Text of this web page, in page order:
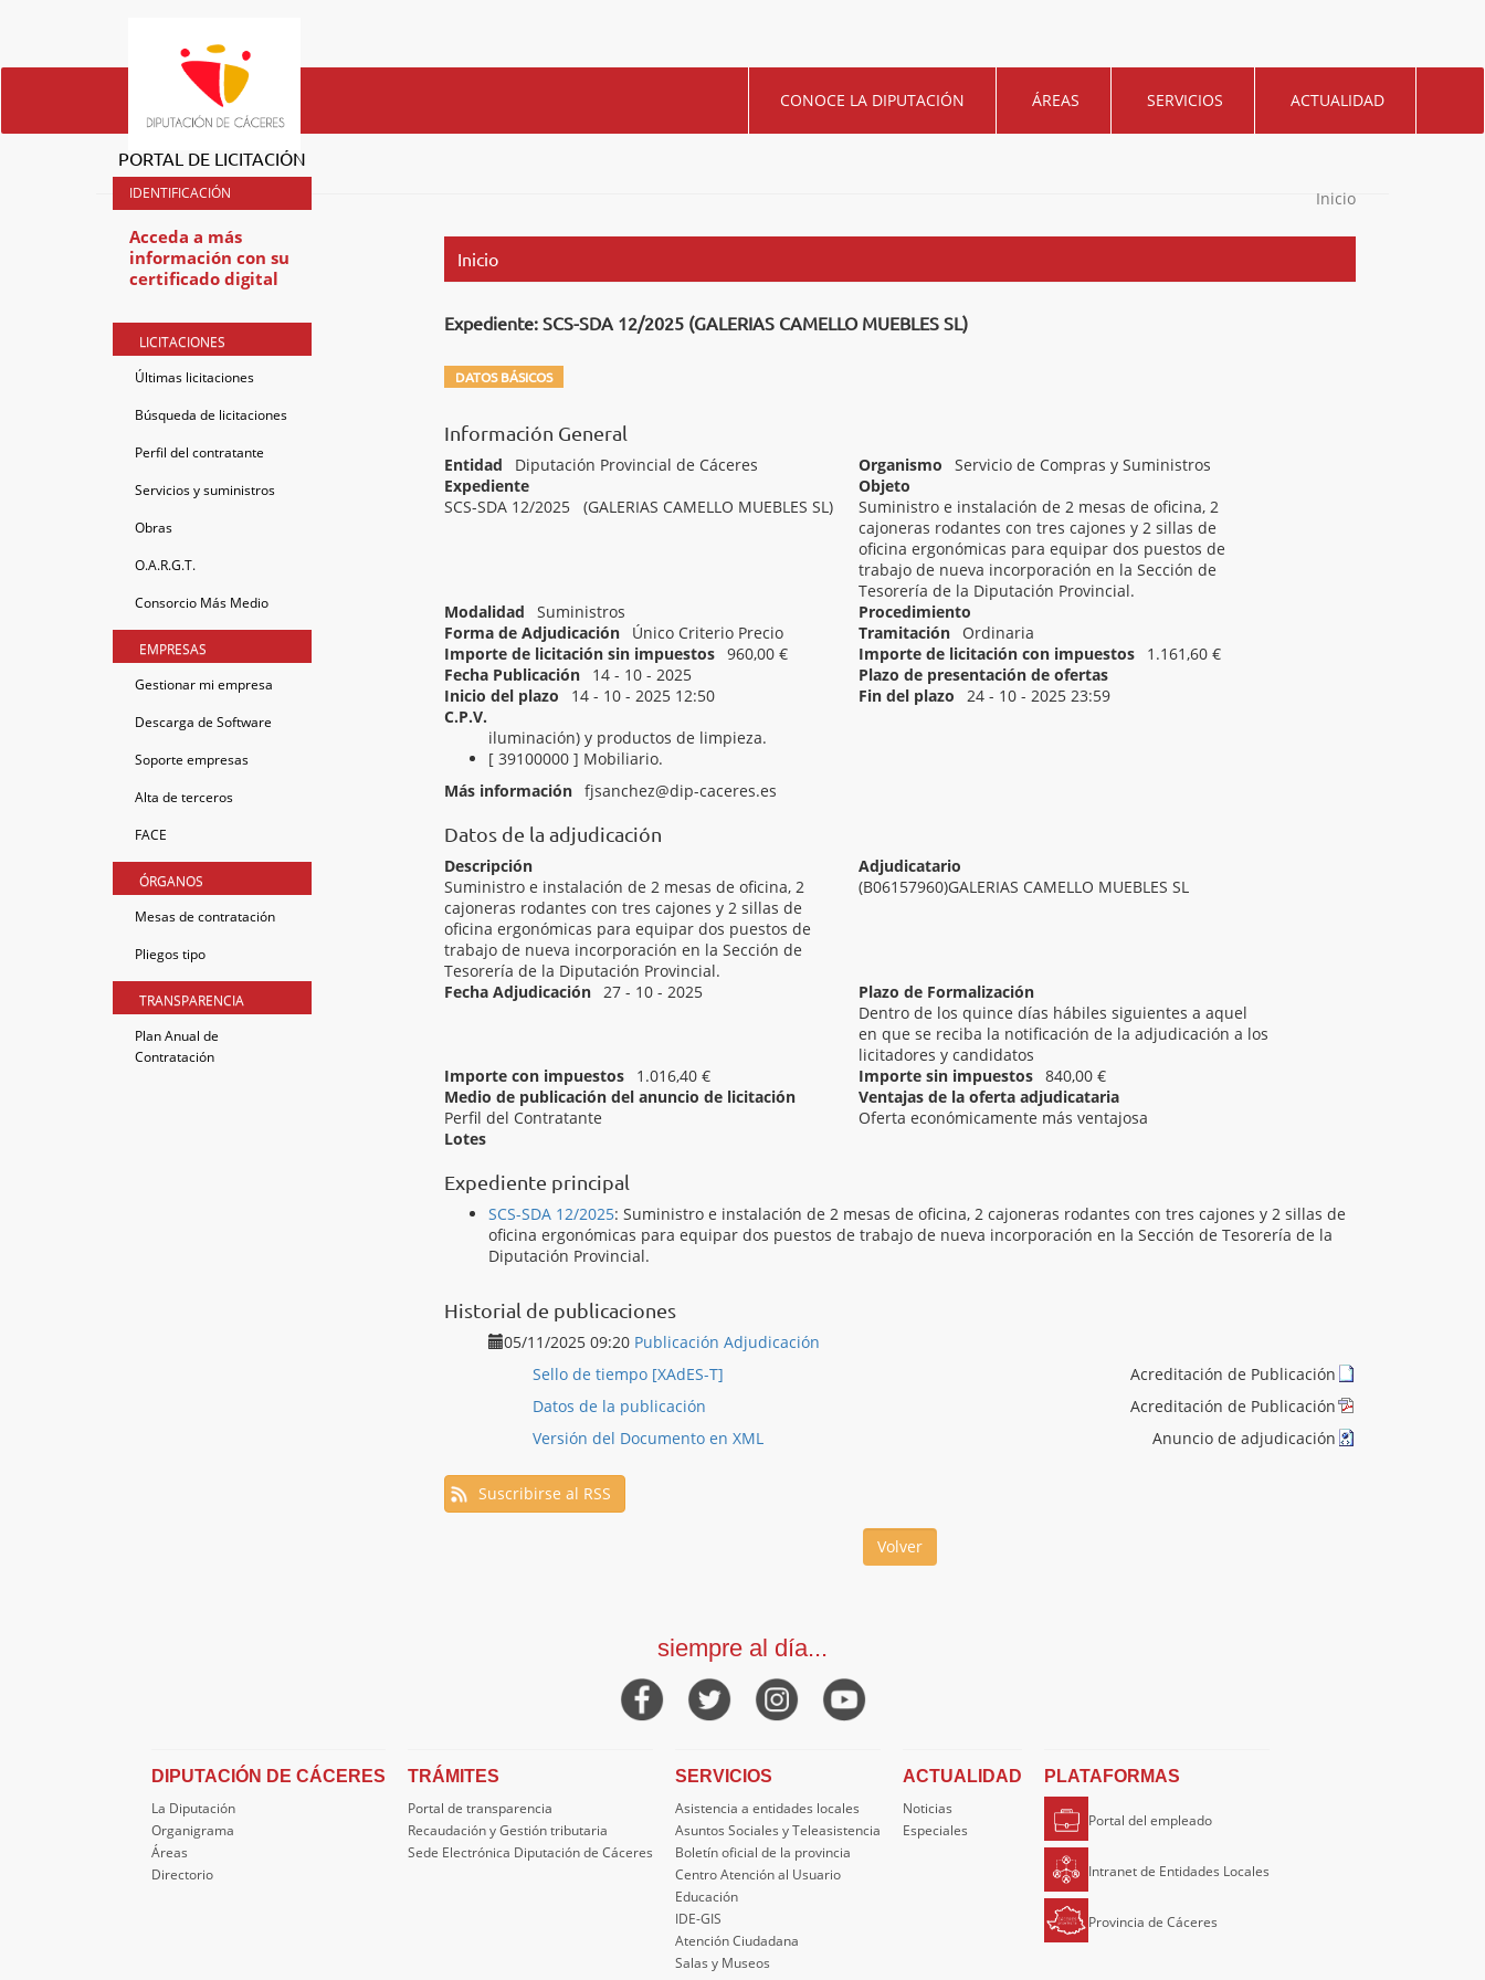
CONOCE LA DIPUTACIÓN ÁREAS SERVICIOS ACTUALIDAD
PORTAL DE LICITACIÓN
Acceda a más
información con su
certificado digital
LICITACIONES
Últimas licitaciones
Búsqueda de licitaciones
Perfil del contratante
Servicios y suministros
Obras
O.A.R.G.T.
Consorcio Más Medio
EMPRESAS
Gestionar mi empresa
Descarga de Software
Soporte empresas
Alta de terceros
FACE
ÓRGANOS
Mesas de contratación
Pliegos tipo
TRANSPARENCIA
Plan Anual de
Contratación
Inicio
Inicio
Expediente: SCS-SDA 12/2025 (GALERIAS CAMELLO MUEBLES SL)
DATOS BÁSICOS
Información General
Entidad Diputación Provincial de Cáceres Organismo
Servicio de Compras y Suministros
Expediente
SCS-SDA 12/2025 (GALERIAS CAMELLO MUEBLES SL)
Objeto
Suministro e instalación de 2 mesas de oficina, 2
cajoneras rodantes con tres cajones y 2 sillas de
oficina ergonómicas para equipar dos puestos de
trabajo de nueva incorporación en la Sección de
Tesorería de la Diputación Provincial.
Modalidad
Suministros
Procedimiento
Forma de Adjudicación
Único Criterio Precio Tramitación
Ordinaria
Importe de licitación sin impuestos 960,00 € Importe de licitación con impuestos
1.161,60 €
Fecha Publicación
14 - 10 - 2025
Plazo de presentación de ofertas
Inicio del plazo
14 - 10 - 2025 12:50 Fin del plazo
24 - 10 - 2025 23:59
C.P.V.
iluminación) y productos de limpieza.
[ 39100000 ] Mobiliario.
Más información fjsanchez@dip-caceres.es
Datos de la adjudicación
Descripción
Suministro e instalación de 2 mesas de oficina, 2
cajoneras rodantes con tres cajones y 2 sillas de
oficina ergonómicas para equipar dos puestos de
trabajo de nueva incorporación en la Sección de
Tesorería de la Diputación Provincial.
Adjudicatario
(B06157960)GALERIAS CAMELLO MUEBLES SL
Fecha Adjudicación 27 - 10 - 2025
Plazo de Formalización
Dentro de los quince días hábiles siguientes a aquel
en que se reciba la notificación de la adjudicación a los
licitadores y candidatos
Importe con impuestos
1.016,40 € Importe sin impuestos 840,00 €
Medio de publicación del anuncio de licitación
Perfil del Contratante
Ventajas de la oferta adjudicataria
Oferta económicamente más ventajosa
Lotes
Expediente principal
SCS-SDA 12/2025: Suministro e instalación de 2 mesas de oficina, 2 cajoneras rodantes con tres cajones y 2 sillas de
oficina ergonómicas para equipar dos puestos de trabajo de nueva incorporación en la Sección de Tesorería de la
Diputación Provincial.
Historial de publicaciones
05/11/2025 09:20 Publicación Adjudicación
Acreditación de Publicación
Sello de tiempo [XAdES-T]
Acreditación de Publicación
Datos de la publicación
Anuncio de adjudicación
Versión del Documento en XML
Suscribirse al RSS
siempre al día...
DIPUTACIÓN DE CÁCERES
La Diputación
Organigrama
Áreas
Directorio
TRÁMITES
Portal de transparencia
Recaudación y Gestión tributaria
Sede Electrónica Diputación de Cáceres
SERVICIOS
Asistencia a entidades locales
Asuntos Sociales y Teleasistencia
Boletín oficial de la provincia
Centro Atención al Usuario
Educación
IDE-GIS
Atención Ciudadana
Salas y Museos
ACTUALIDAD
Noticias
Especiales
PLATAFORMAS
Portal del empleado
Intranet de Entidades Locales
Provincia de Cáceres